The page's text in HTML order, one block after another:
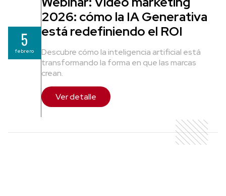
5
febrero
2026: cómo la IA Generativa
está redefiniendo el ROI
Descubre cómo la inteligencia artificial está
transformando la forma en que las marcas
crean.
Ver detalle